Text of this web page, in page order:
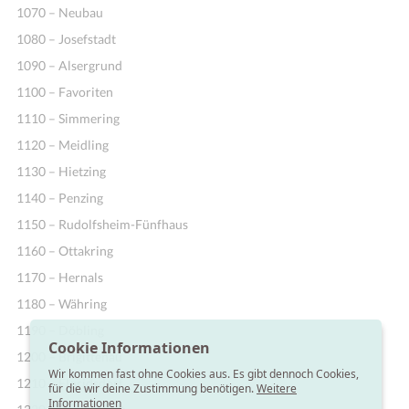
1070 – Neubau
1080 – Josefstadt
1090 – Alsergrund
1100 – Favoriten
1110 – Simmering
1120 – Meidling
1130 – Hietzing
1140 – Penzing
1150 – Rudolfsheim-Fünfhaus
1160 – Ottakring
1170 – Hernals
1180 – Währing
1190 – Döbling
1200 – Brigittenau
1210 – Floridsdorf
Cookie Informationen
Wir kommen fast ohne Cookies aus. Es gibt dennoch Cookies,
für die wir deine Zustimmung benötigen.Weitere
Informationen